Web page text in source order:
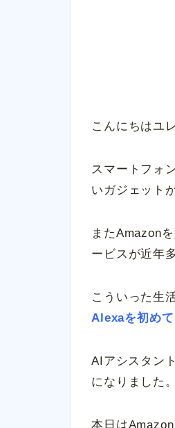
こんにちはユ
スマートフォ
いガジェット
またAmazon
ービスが近年
こういった生
Alexaを初め
AIアシスタン
になりました。
本日は